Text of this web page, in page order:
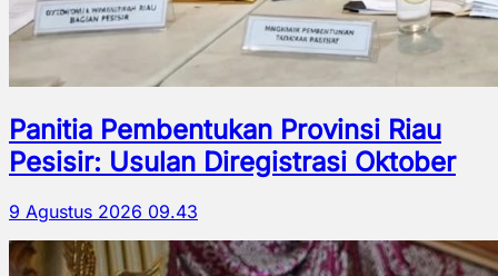
Panitia Pembentukan Provinsi Riau
Pesisir: Usulan Diregistrasi Oktober
9 Agustus 2026 09.43